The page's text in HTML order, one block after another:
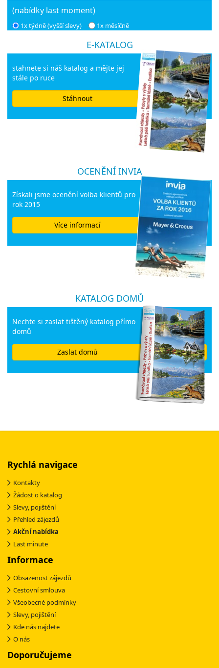
(nabídky last moment)
1x týdně (vyšší slevy) 1x měsíčně
E-KATALOG
stahnete si náš katalog a mějte jej
stále po ruce
Stáhnout
OCENĚNÍ INVIA
Získali jsme ocenění volba klientů pro
rok 2015
Více informací
KATALOG DOMŮ
Nechte si zaslat tištěný katalog přímo
domů
Zaslat domů
Rychlá navigace
Kontakty
Žádost o katalog
Slevy, pojištění
Přehled zájezdů
Akční nabídka
Last minute
Informace
Obsazenost zájezdů
Cestovní smlouva
Všeobecné podmínky
Slevy, pojištění
Kde nás najdete
O nás
Doporučujeme